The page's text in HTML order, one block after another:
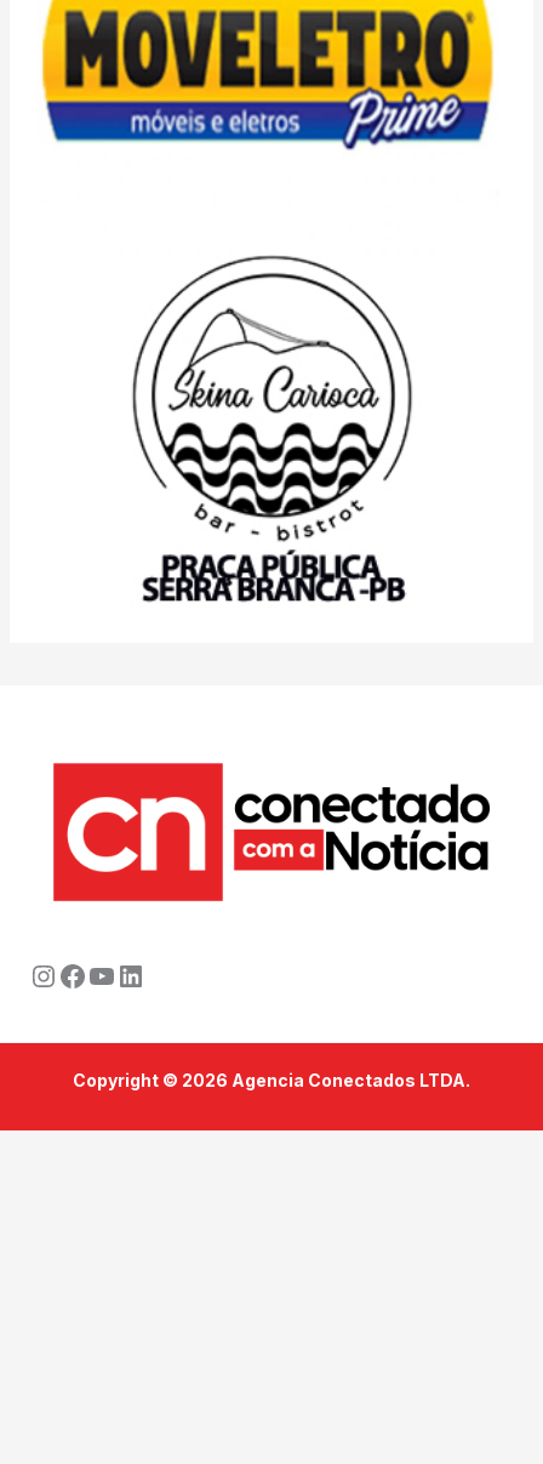
Instagram
Facebook
Youtube
LinkedIn
Copyright © 2026 Agencia Conectados LTDA.